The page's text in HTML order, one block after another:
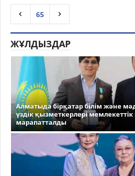
65
ЖҰЛДЫЗДАР
Алматыда бірқатар білім және
үздік қызметкерлері
марапатталды